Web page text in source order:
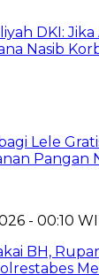
DKI:
Nasib
Lele
Pangan
- 00:10
BH,